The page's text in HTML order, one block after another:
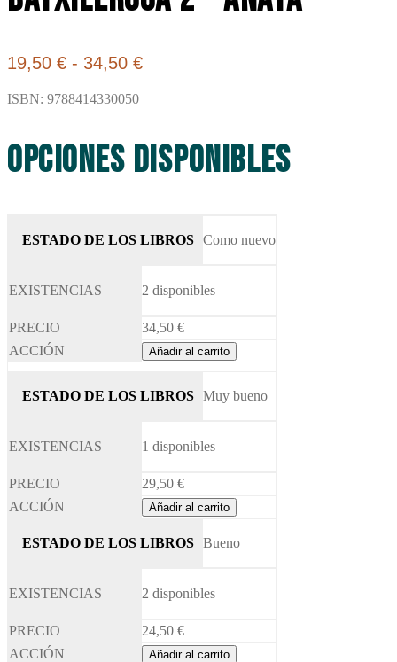
19,50 € - 34,50 €Rango
19,50 €
hasta
ISBN: 9788414330050
Opciones disponibles
Como nuevo
2 disponibles
34,50 €
Añadir al carrito
Muy bueno
1 disponibles
29,50 €
Añadir al carrito
Bueno
2 disponibles
24,50 €
Añadir al carrito